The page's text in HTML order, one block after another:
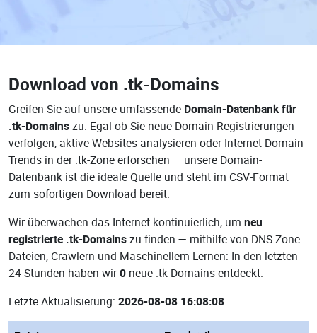
Download von .tk-Domains
Greifen Sie auf unsere umfassende Domain-Datenbank für
.tk-Domainszu. Egal ob Sie neue Domain-Registrierungen
verfolgen, aktive Websites analysieren oder Internet-Domain-
Trends in der .tk-Zone erforschen — unsere Domain-
Datenbank ist die ideale Quelle und steht im CSV-Format
zum sofortigen Download bereit.
Wir überwachen das Internet kontinuierlich, um neu
registrierte .tk-Domainszu finden — mithilfe von DNS-Zone-
Dateien, Crawlern und Maschinellem Lernen: In den letzten
24 Stunden haben wir0 neue .tk-Domains entdeckt.
Letzte Aktualisierung: 2026-08-08 16:08:08